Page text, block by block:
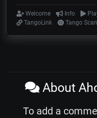
Welcome Info
TangoLink
Tango Scan
About
To add a